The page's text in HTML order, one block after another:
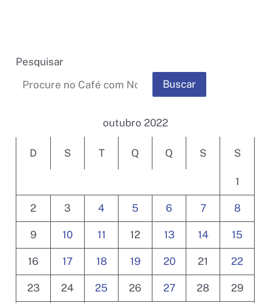
Pesquisar
Buscar
outubro 2022
D S T Q Q S S
1
2 3 4 5 6 7 8
9 10 11 12 13 14 15
16 17 18 19 20 21 22
23 24 25 26 27 28 29